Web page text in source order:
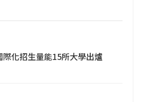
化招生量能15所大學出爐